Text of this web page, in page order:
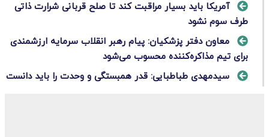
آمریکا باید بسیار مراقبت کند تا صلح قربانی شرارت ذاتی
طرف سوم نشود
معاون دفتر پزشکیان: پیام رهبر انقلاب سرمایه ارزشمندی
برای تیم مذاکره‌کننده محسوب می‌شود
سیدمهدی طباطبایی: قدر همبستگی و وحدت را باید دانست